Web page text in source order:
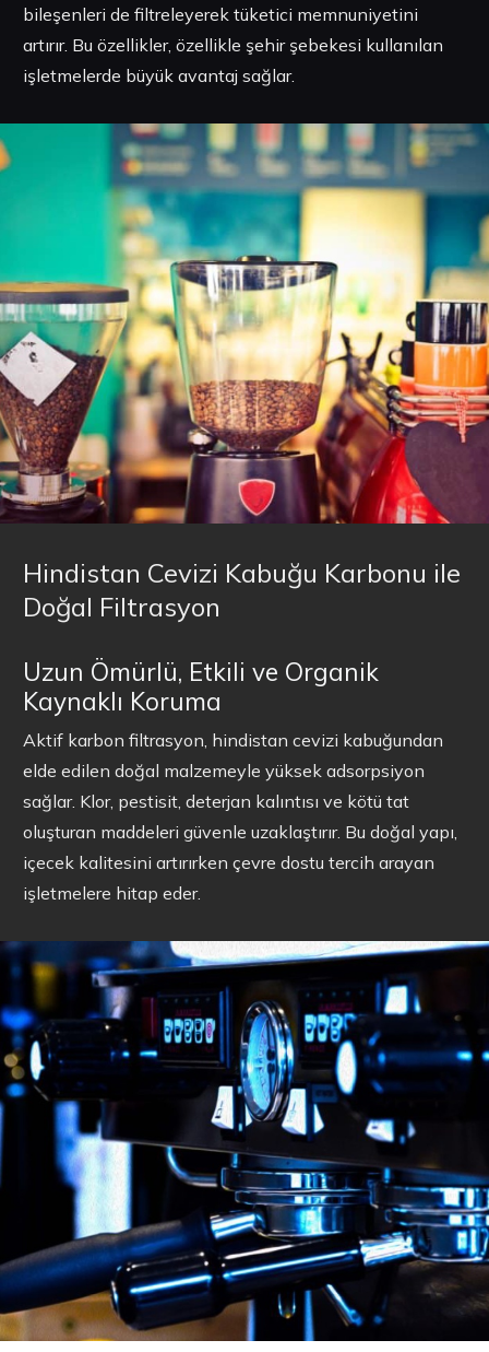
bileşenleri de filtreleyerek tüketici memnuniyetini
artırır. Bu özellikler, özellikle şehir şebekesi kullanılan
işletmelerde büyük avantaj sağlar.
Hindistan Cevizi Kabuğu Karbonu ile
Doğal Filtrasyon
Uzun Ömürlü, Etkili ve Organik
Kaynaklı Koruma
Aktif karbon filtrasyon, hindistan cevizi kabuğundan
elde edilen doğal malzemeyle yüksek adsorpsiyon
sağlar. Klor, pestisit, deterjan kalıntısı ve kötü tat
oluşturan maddeleri güvenle uzaklaştırır. Bu doğal yapı,
içecek kalitesini artırırken çevre dostu tercih arayan
işletmelere hitap eder.